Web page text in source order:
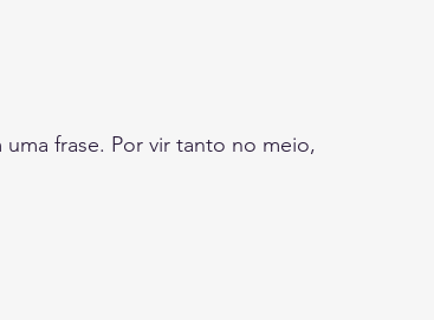
uma frase. Por vir tanto no meio,